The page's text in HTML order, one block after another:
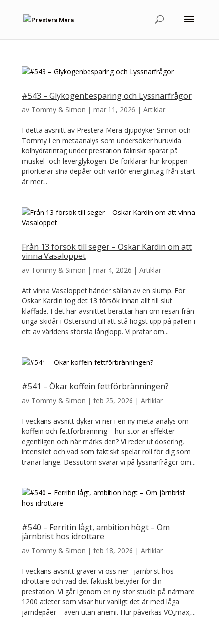
#543 – Glykogenbesparing och Lyssnarfrågor
av Tommy & Simon | mar 11, 2026 | Artiklar
I detta avsnitt av Prestera Mera djupdyker Simon och
Tommy i en metaanalys som undersöker huruvida
kolhydratintag under prestation faktiskt sparar på
muskel- och leverglykogen. De förklarar hur kroppen
prioriterar sina depåer och varför energiintag från start
är mer...
Från 13 försök till seger – Oskar Kardin om att
vinna Vasaloppet
av Tommy & Simon | mar 4, 2026 | Artiklar
Att vinna Vasaloppet händer sällan av en slump. För
Oskar Kardin tog det 13 försök innan allt till slut
klaffade. I det här avsnittet berättar han om resan från
unga skidår i Östersund till att stå högst upp på pallen i
ett av världens största långlopp. Vi pratar om...
#541 – Ökar koffein fettförbränningen?
av Tommy & Simon | feb 25, 2026 | Artiklar
I veckans avsnitt dyker vi ner i en ny meta-analys om
koffein och fettförbränning – hur stor är effekten
egentligen och när märks den? Vi reder ut dosering,
intensitet och vad som faktiskt spelar roll för dig som
tränar länge. Dessutom svarar vi på lyssnarfrågor om...
#540 – Ferritin lågt, ambition högt – Om
järnbrist hos idrottare
av Tommy & Simon | feb 18, 2026 | Artiklar
I veckans avsnitt gräver vi oss ner i järnbrist hos
idrottare och vad det faktiskt betyder för din
prestation. Vi går igenom en ny stor studie på närmare
1200 atleter som visar hur vanligt det är med låga
järndepåer – även utan anemi. Hur påverkas VO₂max,...